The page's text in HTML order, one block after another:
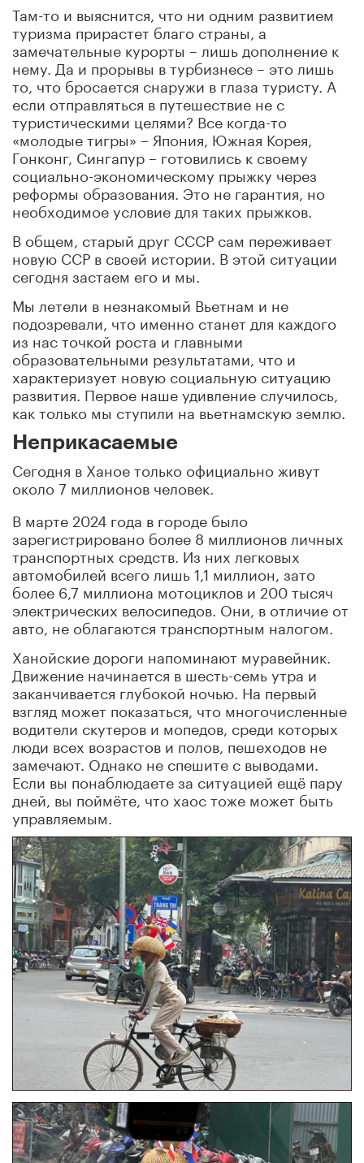
Там-то и выяснится, что ни одним развитием
туризма прирастет благо страны, а
замечательные курорты – лишь дополнение к
нему. Да и прорывы в турбизнесе – это лишь
то, что бросается снаружи в глаза туристу. А
если отправляться в путешествие не с
туристическими целями? Все когда-то
«молодые тигры» – Япония, Южная Корея,
Гонконг, Сингапур – готовились к своему
социально-экономическому прыжку через
реформы образования. Это не гарантия, но
необходимое условие для таких прыжков.
В общем, старый друг СССР сам переживает
новую ССР в своей истории. В этой ситуации
сегодня застаем его и мы.
Мы летели в незнакомый Вьетнам и не
подозревали, что именно станет для каждого
из нас точкой роста и главными
образовательными результатами, что и
характеризует новую социальную ситуацию
развития. Первое наше удивление случилось,
как только мы ступили на вьетнамскую землю.
Неприкасаемые
Сегодня в Ханое только официально живут
около 7 миллионов человек.
В марте 2024 года в городе было
зарегистрировано более 8 миллионов личных
транспортных средств. Из них легковых
автомобилей всего лишь 1,1 миллион, зато
более 6,7 миллиона мотоциклов и 200 тысяч
электрических велосипедов. Они, в отличие от
авто, не облагаются транспортным налогом.
Ханойские дороги напоминают муравейник.
Движение начинается в шесть-семь утра и
заканчивается глубокой ночью. На первый
взгляд может показаться, что многочисленные
водители скутеров и мопедов, среди которых
люди всех возрастов и полов, пешеходов не
замечают. Однако не спешите с выводами.
Если вы понаблюдаете за ситуацией ещё пару
дней, вы поймёте, что хаос тоже может быть
управляемым.